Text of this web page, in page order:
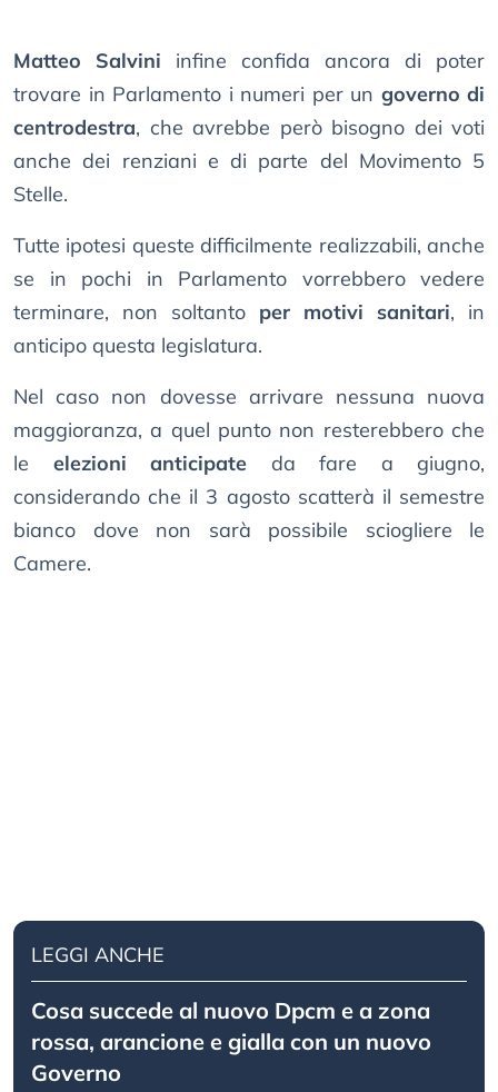
Matteo Salvini infine confida ancora di poter
trovare in Parlamento i numeri per un governo di
centrodestra, che avrebbe però bisogno dei voti
anche dei renziani e di parte del Movimento 5
Stelle.
Tutte ipotesi queste difficilmente realizzabili, anche
se in pochi in Parlamento vorrebbero vedere
terminare, non soltanto per motivi sanitari, in
anticipo questa legislatura.
Nel caso non dovesse arrivare nessuna nuova
maggioranza, a quel punto non resterebbero che
le elezioni anticipate da fare a giugno,
considerando che il 3 agosto scatterà il semestre
bianco dove non sarà possibile sciogliere le
Camere.
LEGGI ANCHE
Cosa succede al nuovo Dpcm e a zona
rossa, arancione e gialla con un nuovo
Governo